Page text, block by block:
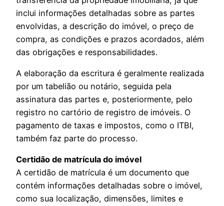
inclui informações detalhadas sobre as partes
envolvidas, a descrição do imóvel, o preço de
compra, as condições e prazos acordados, além
das obrigações e responsabilidades.
A elaboração da escritura é geralmente realizada
por um tabelião ou notário, seguida pela
assinatura das partes e, posteriormente, pelo
registro no cartório de registro de imóveis. O
pagamento de taxas e impostos, como o ITBI,
também faz parte do processo.
Certidão de matrícula do imóvel
A certidão de matrícula é um documento que
contém informações detalhadas sobre o imóvel,
como sua localização, dimensões, limites e